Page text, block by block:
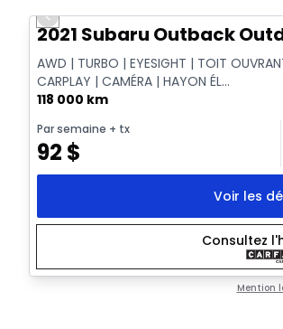
Vidéo disponible
Previous slide
2021 Subaru Outback
AWD | TURBO | EYESIGHT | TOIT
CARPLAY | CAMÉRA | HAYON ÉL...
118 000 km
Par semaine + tx
92 $
Voir les
Consultez
Mention